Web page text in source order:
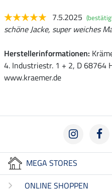
7.5.2025
schöne Jacke, super weiches
Herstellerinformationen:
4. Industriestr. 1 + 2, D 68764
www.kraemer.de
MEGA STORES
ONLINE SHOPPEN